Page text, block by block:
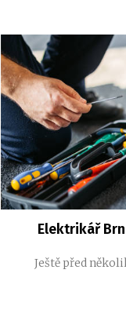
Elektrikář
Ještě před